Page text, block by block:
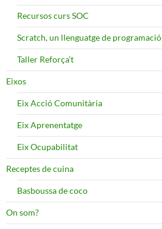
Recursos curs SOC
Scratch, un llenguatge de programació
Taller Reforça’t
Eixos
Eix Acció Comunitària
Eix Aprenentatge
Eix Ocupabilitat
Receptes de cuina
Basboussa de coco
On som?